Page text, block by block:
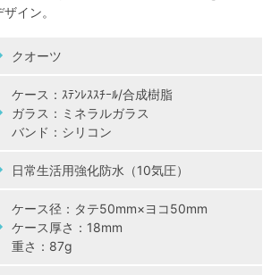
イン。
クオーツ
ケース：ｽﾃﾝﾚｽｽﾁｰﾙ/合成樹脂
ガラス：ミネラルガラス
バンド：シリコン
日常生活用強化防水（10気圧）
ケース径：タテ50mm×ヨコ50mm
ケース厚さ：18mm
重さ：87g